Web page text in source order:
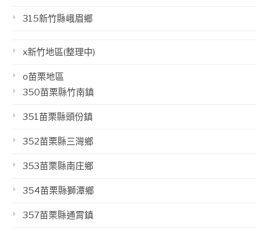
315新竹縣峨眉鄉
x新竹地區(整理中)
o苗栗地區
350苗栗縣竹南鎮
351苗栗縣頭份鎮
352苗栗縣三灣鄉
353苗栗縣南庄鄉
354苗栗縣獅潭鄉
357苗栗縣通霄鎮